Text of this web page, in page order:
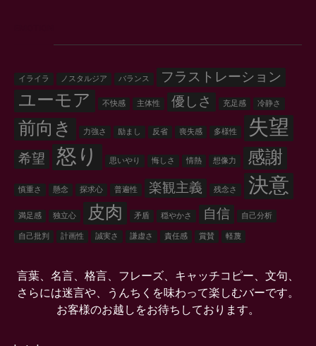
イライラ ノスタルジア バランス フラストレーション
ユーモア 不快感 主体性 優しさ 充足感 冷静さ
前向き 力強さ 励まし 反省 喪失感 多様性 失望
希望 怒り 思いやり 悔しさ 情熱 想像力 感謝
慎重さ 懸念 探求心 普遍性 楽観主義 残念さ 決意
満足感 独立心 皮肉 矛盾 穏やかさ 自信
自己分析
自己批判
計画性 誠実さ 謙虚さ 責任感 賞賛 軽蔑
言葉、名言、格言、フレーズ、キャッチコピー、文句、
さらには迷言や、うんちくを味わって楽しむバーです。
お客様のお越しをお待ちしております。